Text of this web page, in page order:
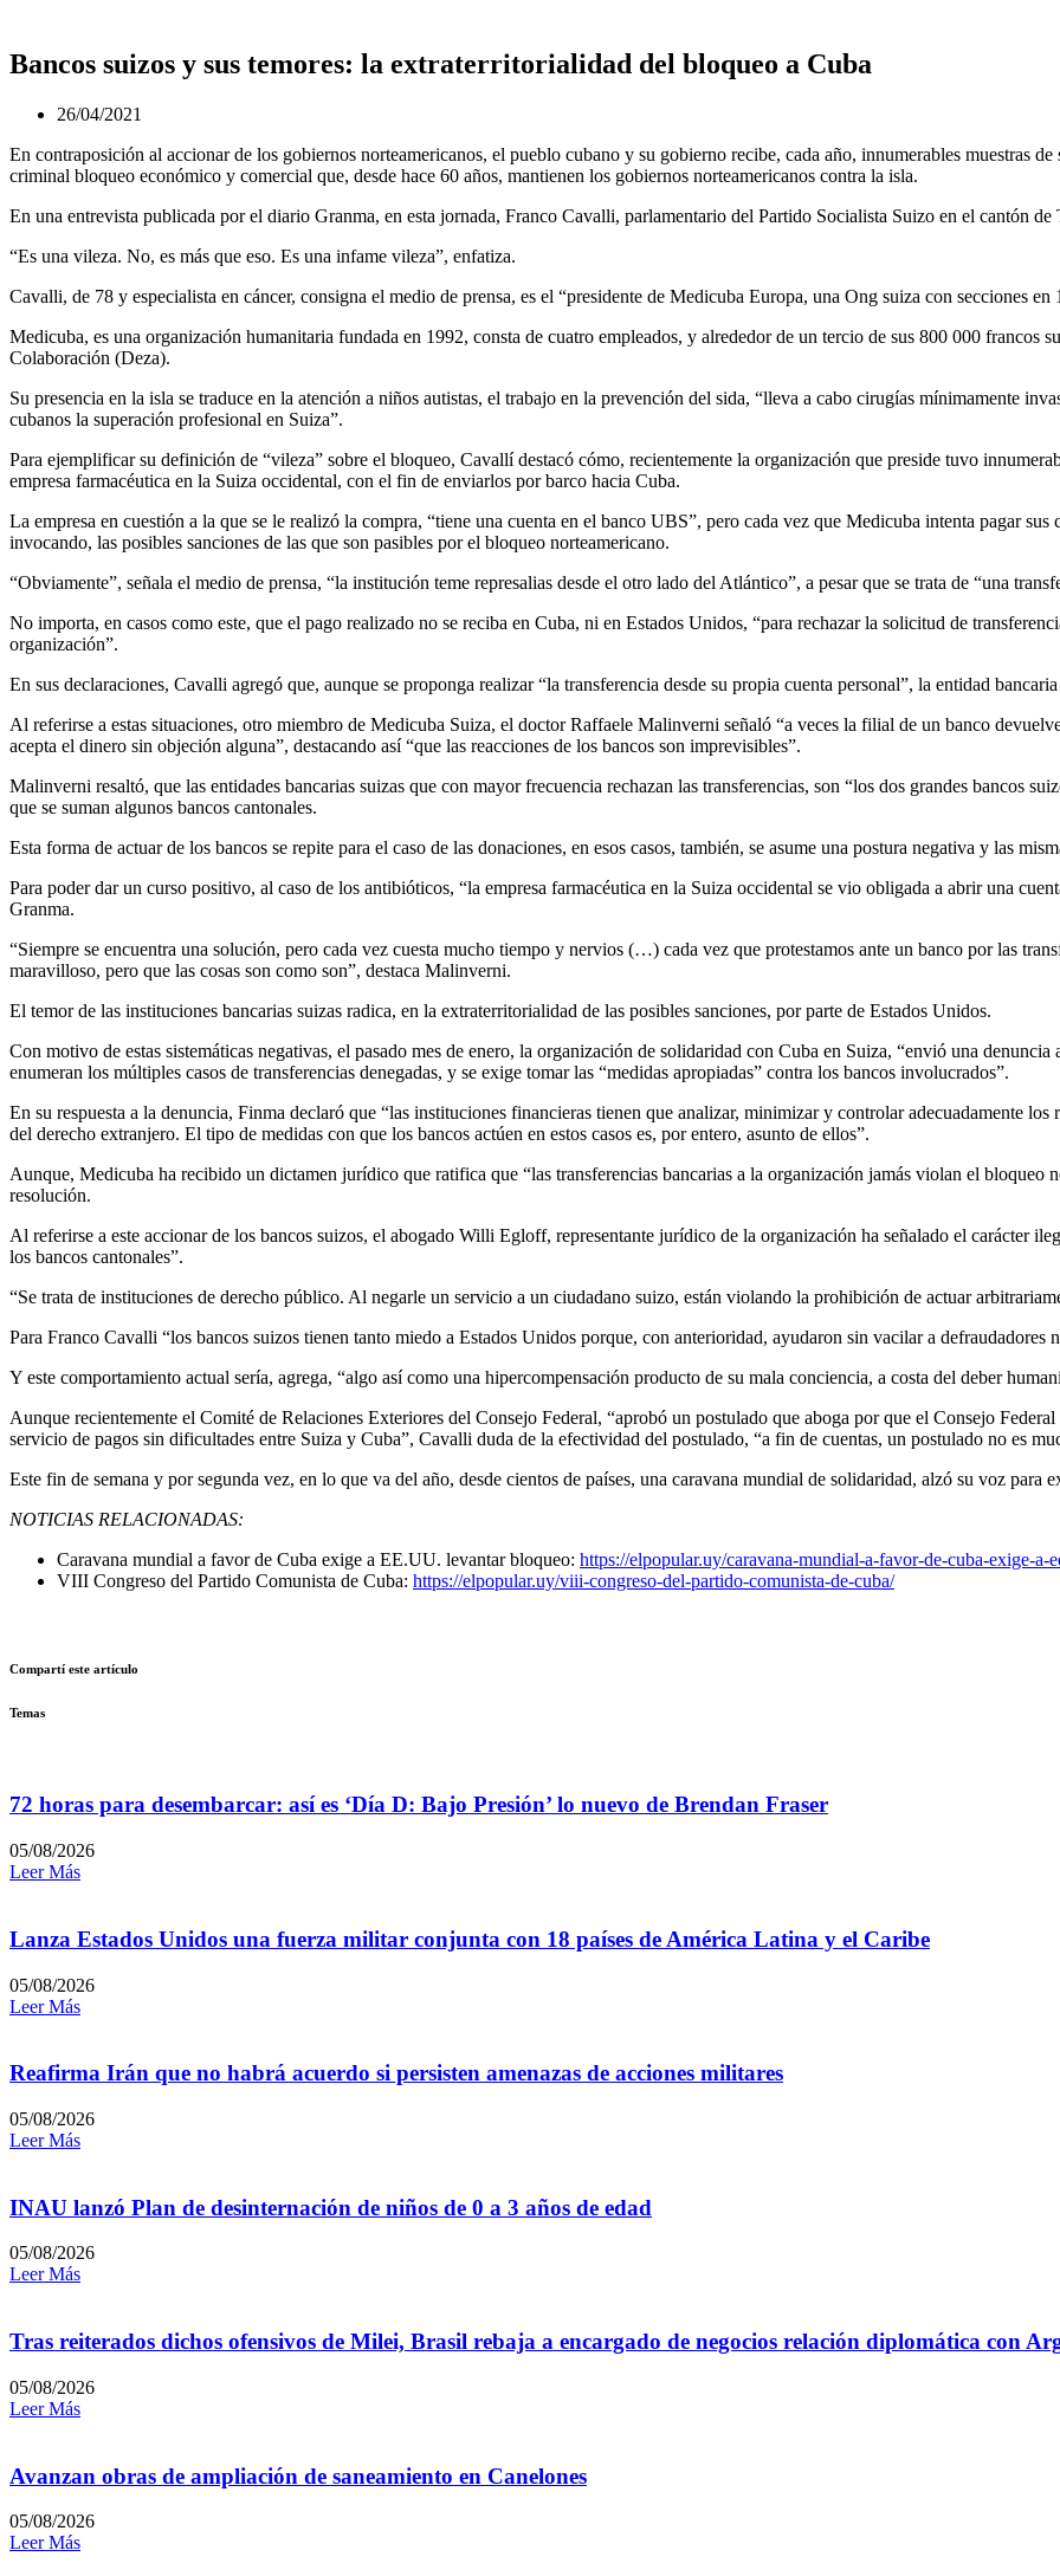
Bancos suizos y sus temores: la extraterritorialidad del bloqueo a Cuba
26/04/2021
En contraposición al accionar de los gobiernos norteamericanos, el pueblo cubano y su gobierno recibe, cada año, innumerables muestras
criminal bloqueo económico y comercial que, desde hace 60 años, mantienen los gobiernos norteamericanos contra la isla.
En una entrevista publicada por el diario Granma, en esta jornada, Franco Cavalli, parlamentario del Partido Socialista Suizo en el cantón
“Es una vileza. No, es más que eso. Es una infame vileza”, enfatiza.
Cavalli, de 78 y especialista en cáncer, consigna el medio de prensa, es el “presidente de Medicuba Europa, una Ong suiza con secciones
Medicuba, es una organización humanitaria fundada en 1992, consta de cuatro empleados, y alrededor de un tercio de sus 800 000 francos
Colaboración (Deza).
Su presencia en la isla se traduce en la atención a niños autistas, el trabajo en la prevención del sida, “lleva a cabo cirugías mínimamente
cubanos la superación profesional en Suiza”.
Para ejemplificar su definición de “vileza” sobre el bloqueo, Cavallí destacó cómo, recientemente la organización que preside tuvo
empresa farmacéutica en la Suiza occidental, con el fin de enviarlos por barco hacia Cuba.
La empresa en cuestión a la que se le realizó la compra, “tiene una cuenta en el banco UBS”, pero cada vez que Medicuba intenta pagar
invocando, las posibles sanciones de las que son pasibles por el bloqueo norteamericano.
“Obviamente”, señala el medio de prensa, “la institución teme represalias desde el otro lado del Atlántico”, a pesar que se trata de “una
No importa, en casos como este, que el pago realizado no se reciba en Cuba, ni en Estados Unidos, “para rechazar la solicitud de
organización”.
En sus declaraciones, Cavalli agregó que, aunque se proponga realizar “la transferencia desde su propia cuenta personal”, la entidad
Al referirse a estas situaciones, otro miembro de Medicuba Suiza, el doctor Raffaele Malinverni señaló “a veces la filial de un banco
acepta el dinero sin objeción alguna”, destacando así “que las reacciones de los bancos son imprevisibles”.
Malinverni resaltó, que las entidades bancarias suizas que con mayor frecuencia rechazan las transferencias, son “los dos grandes bancos
que se suman algunos bancos cantonales.
Esta forma de actuar de los bancos se repite para el caso de las donaciones, en esos casos, también, se asume una postura negativa y las
Para poder dar un curso positivo, al caso de los antibióticos, “la empresa farmacéutica en la Suiza occidental se vio obligada a abrir una
Granma.
“Siempre se encuentra una solución, pero cada vez cuesta mucho tiempo y nervios (…) cada vez que protestamos ante un banco por las
maravilloso, pero que las cosas son como son”, destaca Malinverni.
El temor de las instituciones bancarias suizas radica, en la extraterritorialidad de las posibles sanciones, por parte de Estados Unidos.
Con motivo de estas sistemáticas negativas, el pasado mes de enero, la organización de solidaridad con Cuba en Suiza, “envió una
enumeran los múltiples casos de transferencias denegadas, y se exige tomar las “medidas apropiadas” contra los bancos involucrados”.
En su respuesta a la denuncia, Finma declaró que “las instituciones financieras tienen que analizar, minimizar y controlar adecuadamente
del derecho extranjero. El tipo de medidas con que los bancos actúen en estos casos es, por entero, asunto de ellos”.
Aunque, Medicuba ha recibido un dictamen jurídico que ratifica que “las transferencias bancarias a la organización jamás violan el bloqueo
resolución.
Al referirse a este accionar de los bancos suizos, el abogado Willi Egloff, representante jurídico de la organización ha señalado el carácter
los bancos cantonales”.
“Se trata de instituciones de derecho público. Al negarle un servicio a un ciudadano suizo, están violando la prohibición de actuar
Para Franco Cavalli “los bancos suizos tienen tanto miedo a Estados Unidos porque, con anterioridad, ayudaron sin vacilar a defraudadores
Y este comportamiento actual sería, agrega, “algo así como una hipercompensación producto de su mala conciencia, a costa del deber
Aunque recientemente el Comité de Relaciones Exteriores del Consejo Federal, “aprobó un postulado que aboga por que el Consejo
servicio de pagos sin dificultades entre Suiza y Cuba”, Cavalli duda de la efectividad del postulado, “a fin de cuentas, un postulado no es
Este fin de semana y por segunda vez, en lo que va del año, desde cientos de países, una caravana mundial de solidaridad, alzó su voz para
NOTICIAS RELACIONADAS:
Caravana mundial a favor de Cuba exige a EE.UU. levantar bloqueo: https://elpopular.uy/caravana-mundial-a-favor-de-cuba-exige-a-
VIII Congreso del Partido Comunista de Cuba: https://elpopular.uy/viii-congreso-del-partido-comunista-de-cuba/
Compartí este artículo
Temas
72 horas para desembarcar: así es ‘Día D: Bajo Presión’ lo nuevo de Brendan Fraser
05/08/2026
Leer Más
Lanza Estados Unidos una fuerza militar conjunta con 18 países de América Latina y el Caribe
05/08/2026
Leer Más
Reafirma Irán que no habrá acuerdo si persisten amenazas de acciones militares
05/08/2026
Leer Más
INAU lanzó Plan de desinternación de niños de 0 a 3 años de edad
05/08/2026
Leer Más
Tras reiterados dichos ofensivos de Milei, Brasil rebaja a encargado de negocios relación diplomática con
05/08/2026
Leer Más
Avanzan obras de ampliación de saneamiento en Canelones
05/08/2026
Leer Más